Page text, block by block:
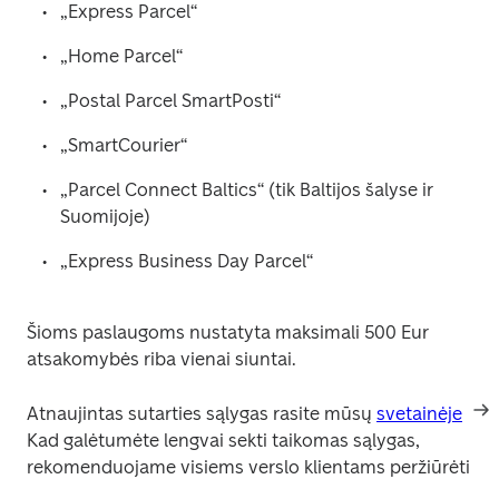
„Express Parcel“
„Home Parcel“
„Postal Parcel SmartPosti“
„SmartCourier“
„Parcel Connect Baltics“ (tik Baltijos šalyse ir
Suomijoje)
„Express Business Day Parcel“
Šioms paslaugoms nustatyta maksimali 500 Eur
atsakomybės riba vienai siuntai.
Atnaujintas sutarties sąlygas rasite mūsų svetainėje
Kad galėtumėte lengvai sekti taikomas sąlygas,
rekomenduojame visiems verslo klientams peržiūrėti